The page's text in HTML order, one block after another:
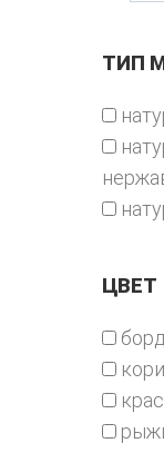
ТИП
ЦВЕТ